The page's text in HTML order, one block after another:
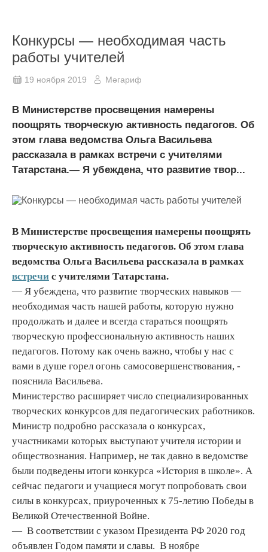
Конкурсы — необходимая часть
работы учителей
19 ноября 2019 Мәгариф
В Министерстве просвещения намерены
поощрять творческую активность педагогов. Об
этом глава ведомства Ольга Васильева
рассказала в рамках встречи с учителями
Татарстана.— Я убеждена, что развитие твор...
В Министерстве просвещения намерены поощрять
творческую активность педагогов. Об этом глава
ведомства Ольга Васильева рассказала в рамках
встречи с учителями Татарстана.
— Я убеждена, что развитие творческих навыков —
необходимая часть нашей работы, которую нужно
продолжать и далее и всегда стараться поощрять
творческую профессиональную активность наших
педагогов. Потому как очень важно, чтобы у нас с
вами в душе горел огонь самосовершенствования, -
пояснила Васильева.
Министерство расширяет число специализированных
творческих конкурсов для педагогических работников.
Министр подробно рассказала о конкурсах,
участниками которых выступают учителя истории и
обществознания. Например, не так давно в ведомстве
были подведены итоги конкурса «История в школе». А
сейчас педагоги и учащиеся могут попробовать свои
силы в конкурсах, приуроченных к 75-летию Победы в
Великой Отечественной Войне.
— В соответствии с указом Президента РФ 2020 год
объявлен Годом памяти и славы. В ноябре